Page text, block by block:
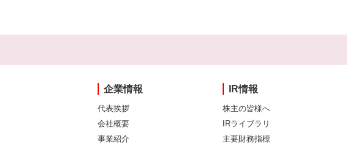
企業情報
代表挨拶
会社概要
事業紹介
IR情報
株主の皆様へ
IRライブラリ
主要財務指標